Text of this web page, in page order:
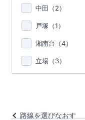
中田（2）
戸塚（1）
湘南台（4）
立場（3）
路線を選びなおす